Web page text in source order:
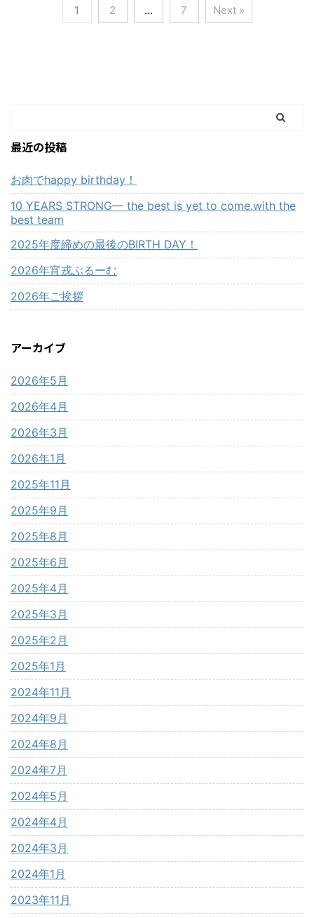
1 2 … 7 Next »
最近の投稿
お肉でhappy birthday！
10 YEARS STRONG— the best is yet to come.with the
best team
2025年度締めの最後のBIRTH DAY！
2026年宵戎ぶるーむ
2026年ご挨拶
アーカイブ
2026年5月
2026年4月
2026年3月
2026年1月
2025年11月
2025年9月
2025年8月
2025年6月
2025年4月
2025年3月
2025年2月
2025年1月
2024年11月
2024年9月
2024年8月
2024年7月
2024年5月
2024年4月
2024年3月
2024年1月
2023年11月